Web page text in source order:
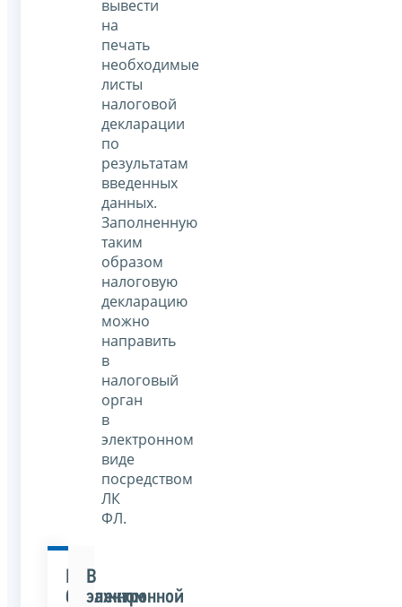
вывести
на
печать
необходимые
листы
налоговой
декларации
по
результатам
введенных
данных.
Заполненную
таким
образом
налоговую
декларацию
можно
направить
в
налоговый
орган
в
электронном
виде
посредством
ЛК
ФЛ.
бумажном
В
электронной